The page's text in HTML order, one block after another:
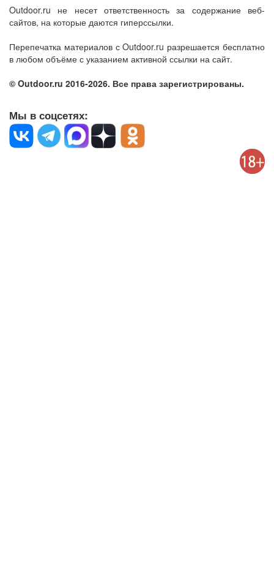
Outdoor.ru не несет ответственность за содержание веб-
сайтов, на которые даются гиперссылки.
Перепечатка материалов с Outdoor.ru разрешается бесплатно
в любом объёме с указанием активной ссылки на сайт.
© Outdoor.ru 2016-2026. Все права зарегистрированы.
Мы в соцсетях: